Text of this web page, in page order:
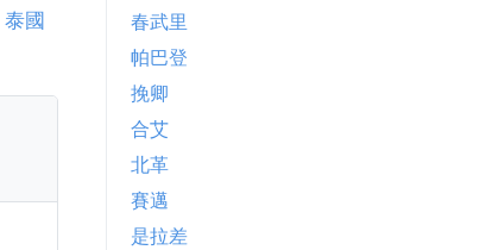
泰國
春武里
帕巴登
挽卿
合艾
北革
賽邁
是拉差